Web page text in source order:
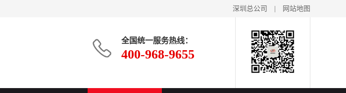
深圳总公司 网站地图
全国统一服务热线：
400-968-9655